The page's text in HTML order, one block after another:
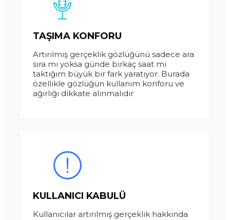
TAŞIMA KONFORU
Artırılmış gerçeklik gözlüğünü sadece ara
sıra mı yoksa günde birkaç saat mi
taktığım büyük bir fark yaratıyor. Burada
özellikle gözlüğün kullanım konforu ve
ağırlığı dikkate alınmalıdır
KULLANICI KABULÜ
Kullanıcılar artırılmış gerçeklik hakkında